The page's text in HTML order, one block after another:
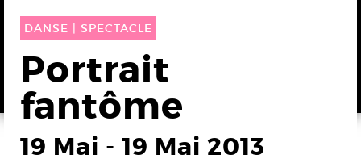
DANSE | SPECTACLE
Portrait
fantôme
19 Mai - 19 Mai 2013